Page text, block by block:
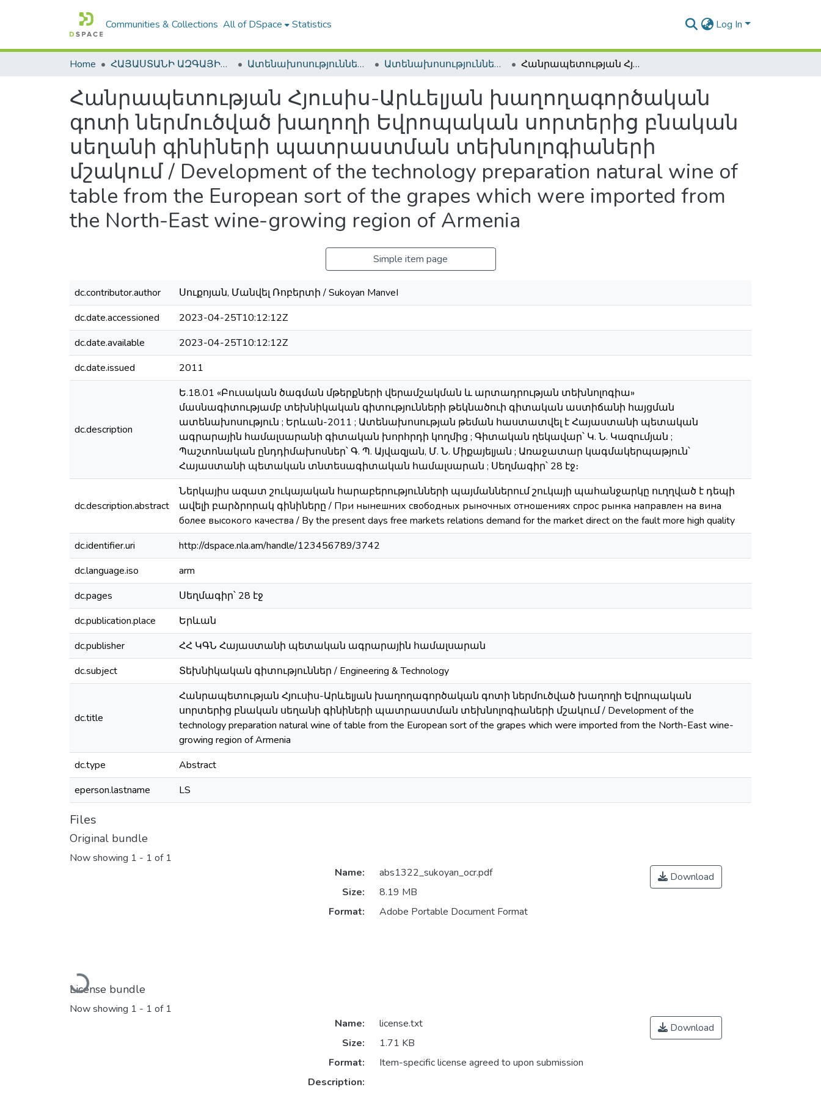
Communities & Collections All of DSpace Statistics Log In
Home ՀԱՅԱՍՏԱՆԻ ԱԶԳԱՅԻՆ ԳՐԱԴԱՐԱՆԻ ԹՎԱՅԻՆ ՊԱՀՈՑ / DIGITAL REPOSITORY OF NLA Ատենախոսություններ և սեղմագրեր / Theses & Abstracts Ատենախոսություններ և սեղմագրեր / Theses & Abstracts Հանրապետության Հյուսիս-Արևելյան խաղողագործական գոտի ներմուծված խաղողի Եվրոպական սորտերից բնական սեղանի գինիների պատրաստման տեխնոլոգիաների մշակում / Development of the technology preparation natural wine of table from the European sort of the grapes which were imported from the North-East wine-growing region of Armenia
Հանրապետության Հյուսիս-Արևելյան խաղողագործական
գոտի ներմուծված խաղողի Եվրոպական սորտերից բնական
սեղանի գինիների պատրաստման տեխնոլոգիաների
մշակում / Development of the technology preparation natural wine of
table from the European sort of the grapes which were imported from
the North-East wine-growing region of Armenia
Simple item page
dc.contributor.author
Սուքոյան, Մանվել Ռոբերտի / Sukoyan ManveI
dc.date.accessioned
2023-04-25T10:12:12Z
dc.date.available
2023-04-25T10:12:12Z
dc.date.issued
2011
dc.description
Ե.18.01 «Բուսական ծագման մթերքների վերամշակման և արտադրության տեխնոլոգիա»
մասնագիտությամբ տեխնիկական գիտությունների թեկնածուի գիտական աստիճանի հայցման
ատենախոսություն ; Երևան-2011 ; Ատենախոսության թեման հաստատվել է Հայաստանի պետական
ագրարային համալսարանի գիտական խորհրդի կողմից ; Գիտական ղեկավար՝ Կ. Ն. Կազումյան ;
Պաշտոնական ընդդիմախոսներ՝ Գ. Պ. Այվազյան, Մ. Ն. Միքայելյան ; Առաջատար կագմակերպաթյուն՝
Հայաստանի պետական տնտեսագիտական համալսարան ; Սեղմագիր՝ 28 էջ։
dc.description.abstract
Ներկայիս ազատ շուկայական հարաբերությունների պայմաններում շուկայի պահանջարկը ուղղված է դեպի
ավելի բարձրորակ գինիները / При нынешних свободных рыночных отношениях спрос рынка направлен на вина
более высокого качества / By the present days free markets relations demand for the market direct on the fault more high quality
dc.identifier.uri
http://dspace.nla.am/handle/123456789/3742
dc.language.iso
arm
dc.pages
Սեղմագիր՝ 28 էջ
dc.publication.place
Երևան
dc.publisher
ՀՀ ԿԳՆ Հայաստանի պետական ագրարային համալսարան
dc.subject
Տեխնիկական գիտություններ / Engineering & Technology
dc.title
Հանրապետության Հյուսիս-Արևելյան խաղողագործական գոտի ներմուծված խաղողի Եվրոպական
սորտերից բնական սեղանի գինիների պատրաստման տեխնոլոգիաների մշակում / Development of the
technology preparation natural wine of table from the European sort of the grapes which were imported from the North-East wine-
growing region of Armenia
dc.type
Abstract
eperson.lastname
LS
Files
Original bundle
Now showing 1 - 1 of 1
Loading...
Name:
abs1322_sukoyan_ocr.pdf
Size:
8.19 MB
Format:
Adobe Portable Document Format
Download
License bundle
Now showing 1 - 1 of 1
Name:
license.txt
Size:
1.71 KB
Format:
Item-specific license agreed to upon submission
Description:
Download